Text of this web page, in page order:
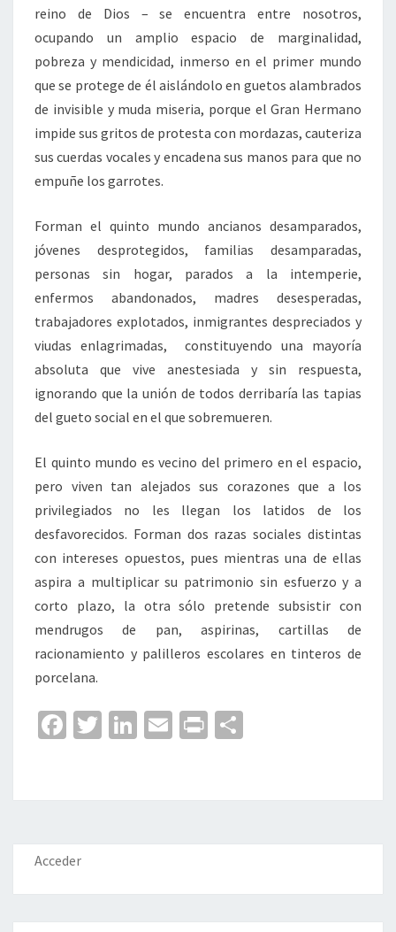
reino de Dios – se encuentra entre nosotros,
ocupando un amplio espacio de marginalidad,
pobreza y mendicidad, inmerso en el primer mundo
que se protege de él aislándolo en guetos alambrados
de invisible y muda miseria, porque el Gran Hermano
impide sus gritos de protesta con mordazas, cauteriza
sus cuerdas vocales y encadena sus manos para que no
empuñe los garrotes.
Forman el quinto mundo ancianos desamparados,
jóvenes desprotegidos, familias desamparadas,
personas sin hogar, parados a la intemperie,
enfermos abandonados, madres desesperadas,
trabajadores explotados, inmigrantes despreciados y
viudas enlagrimadas, constituyendo una mayoría
absoluta que vive anestesiada y sin respuesta,
ignorando que la unión de todos derribaría las tapias
del gueto social en el que sobremueren.
El quinto mundo es vecino del primero en el espacio,
pero viven tan alejados sus corazones que a los
privilegiados no les llegan los latidos de los
desfavorecidos. Forman dos razas sociales distintas
con intereses opuestos, pues mientras una de ellas
aspira a multiplicar su patrimonio sin esfuerzo y a
corto plazo, la otra sólo pretende subsistir con
mendrugos de pan, aspirinas, cartillas de
racionamiento y palilleros escolares en tinteros de
porcelana.
Fa
o
o
k
T
er
Li
dI
n
E
l
Pr
p
ar
Acceder